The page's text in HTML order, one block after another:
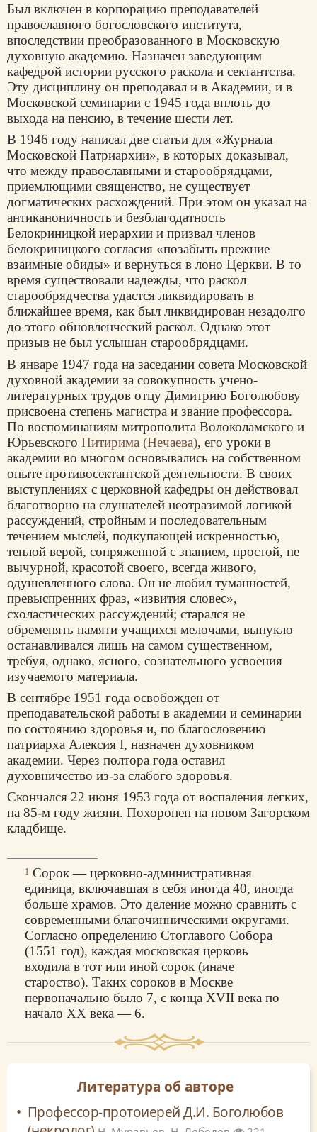
Был включен в корпорацию преподавателей
православного богословского института,
впоследствии преобразованного в Московскую
духовную академию. Назначен заведующим
кафедрой истории русского раскола и сектантства.
Эту дисциплину он преподавал и в Академии, и в
Московской семинарии с 1945 года вплоть до
выхода на пенсию, в течение шести лет.
В 1946 году написал две статьи для «Журнала
Московской Патриархии», в которых доказывал,
что между православными и старообрядцами,
приемлющими священство, не существует
догматических расхождений. При этом он указал на
антиканоничность и безблагодатность
Белокриницкой иерархии и призвал членов
белокриницкого согласия «позабыть прежние
взаимные обиды» и вернуться в лоно Церкви. В то
время существовали надежды, что раскол
старообрядчества удастся ликвидировать в
ближайшее время, как был ликвидирован незадолго
до этого обновленческий раскол. Однако этот
призыв не был услышан старообрядцами.
В январе 1947 года на заседании совета Московской
духовной академии за совокупность учено-
литературных трудов отцу Димитрию Боголюбову
присвоена степень магистра и звание профессора.
По воспоминаниям митрополита Волоколамского и
Юрьевского Питирима (Нечаева), его уроки в
академии во многом основывались на собственном
опыте противосектантской деятельности. В своих
выступлениях с церковной кафедры он действовал
благотворно на слушателей неотразимой логикой
рассуждений, стройным и последовательным
течением мыслей, подкупающей искренностью,
теплой верой, сопряженной с знанием, простой, не
вычурной, красотой своего, всегда живого,
одушевленного слова. Он не любил туманностей,
превыспренних фраз, «извития словес»,
схоластических рассуждений; старался не
обременять памяти учащихся мелочами, выпукло
останавливался лишь на самом существенном,
требуя, однако, ясного, сознательного усвоения
изучаемого материала.
В сентябре 1951 года освобожден от
преподавательской работы в академии и семинарии
по состоянию здоровья и, по благословению
патриарха Алексия I, назначен духовником
академии. Через полтора года оставил
духовничество из-за слабого здоровья.
Скончался 22 июня 1953 года от воспаления легких,
на 85-м году жизни. Похоронен на новом Загорском
кладбище.
1 Сорок — церковно-административная
единица, включавшая в себя иногда 40, иногда
больше храмов. Это деление можно сравнить с
современными благочинническими округами.
Согласно определению Стоглавого Собора
(1551 год), каждая московская церковь
входила в тот или иной сорок (иначе
староство). Таких сороков в Москве
первоначально было 7, с конца XVII века по
начало XX века — 6.
Литература об авторе
Профессор-протоиерей Д.И. Боголюбов